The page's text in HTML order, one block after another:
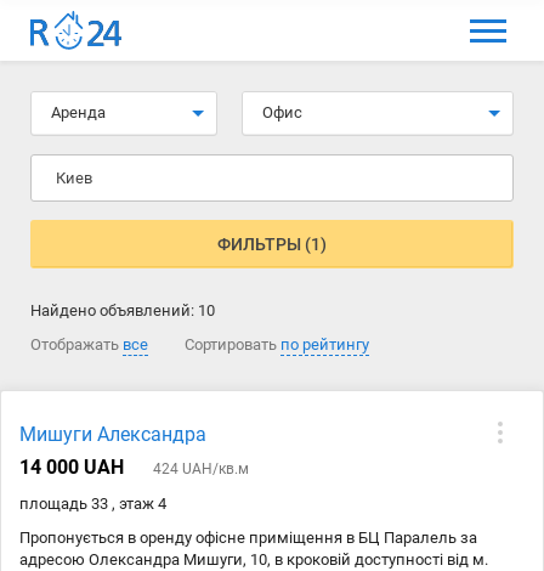
МЕНЮ
Выбрать язык
Избранные объявления
Комментарии к объявления
Как добавить объявление
Аренда Офис
Киев
ФИЛЬТРЫ (1)
Найдено объявлений: 10
Отображать все Сортировать по рейтингу
Мишуги Александра
14 000 UAH
424 UAH/кв.м
площадь 33 , этаж 4
Пропонується в оренду офісне приміщення в БЦ Паралель за
адресою Олександра Мишуги, 10, в кроковій доступності від м.